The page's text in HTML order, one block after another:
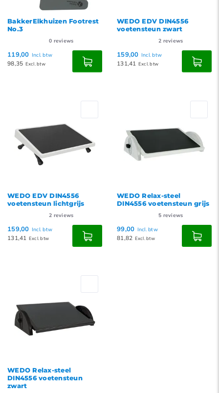
BakkerElkhuizen Footrest
No.3
0 reviews
119,00 Incl. btw
98,35 Excl. btw
WEDO EDV DIN4556
voetensteun zwart
2 reviews
159,00 Incl. btw
131,41 Excl. btw
WEDO EDV DIN4556
voetensteun lichtgrijs
2 reviews
159,00 Incl. btw
131,41 Excl. btw
WEDO Relax-steel
DIN4556 voetensteun grijs
5 reviews
99,00 Incl. btw
81,82 Excl. btw
WEDO Relax-steel
DIN4556 voetensteun
zwart